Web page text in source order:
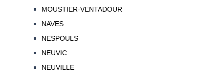
MOUSTIER-VENTADOUR
NAVES
NESPOULS
NEUVIC
NEUVILLE